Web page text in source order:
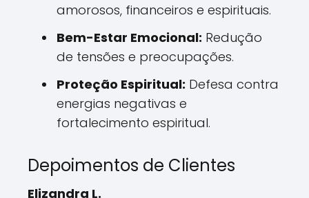
amorosos, financeiros e espirituais.
Bem-Estar Emocional: Redução
de tensões e preocupações.
Proteção Espiritual: Defesa contra
energias negativas e
fortalecimento espiritual.
Depoimentos de Clientes
Elizandra L.